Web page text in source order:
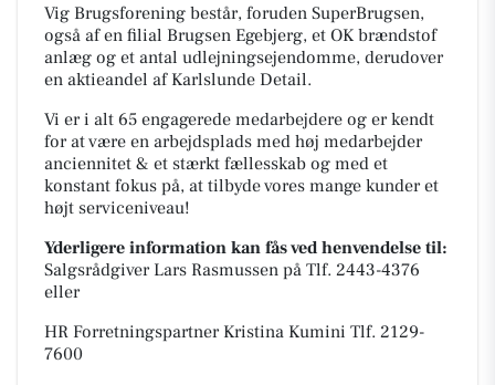
Vig Brugsforening består, foruden SuperBrugsen,
også af en filial Brugsen Egebjerg, et OK brændstof
anlæg og et antal udlejningsejendomme, derudover
en aktieandel af Karlslunde Detail.
Vi er i alt 65 engagerede medarbejdere og er kendt
for at være en arbejdsplads med høj medarbejder
anciennitet & et stærkt fællesskab og med et
konstant fokus på, at tilbyde vores mange kunder et
højt serviceniveau!
Yderligere information kan fås ved henvendelse til:
Salgsrådgiver Lars Rasmussen på Tlf. 2443-4376
eller
HR Forretningspartner Kristina Kumini Tlf. 2129-
7600